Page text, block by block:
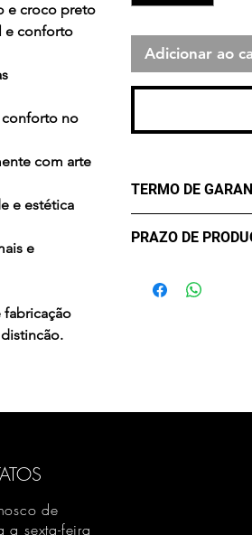
e croco preto
e conforto
no
com arte
e estética
e
Adicionar ao
TERMO DE
Garantia de
meses a partir da
reconhecido será
PRAZO DE
confirmação do
de
a sexta-feira